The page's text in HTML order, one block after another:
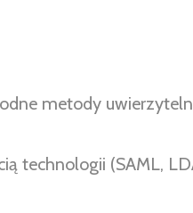
metody
technologii (SAML,